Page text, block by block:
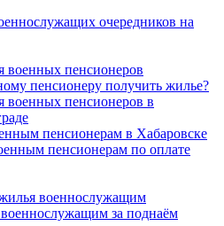
очередников на
военных пенсионеров
пенсионеру получить жилье?
военных пенсионеров в
пенсионерам в Хабаровске
пенсионерам по оплате
военнослужащим
за поднаём